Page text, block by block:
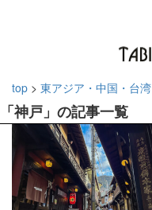
top > 東アジア・中国・台湾
「神戸」の記事一覧